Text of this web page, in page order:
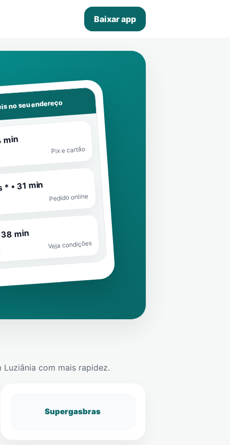
Baixar app
no seu endereço
min
Pix e cartão
• 31 min
Pedido online
min
Veja condições
Luziânia com mais rapidez.
Supergasbras